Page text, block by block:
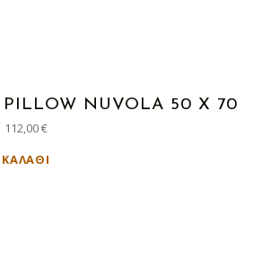
PILLOW NUVOLA 50 X 70
Η τρέχουσα τιμή είναι: 112,00 €.
112,00€